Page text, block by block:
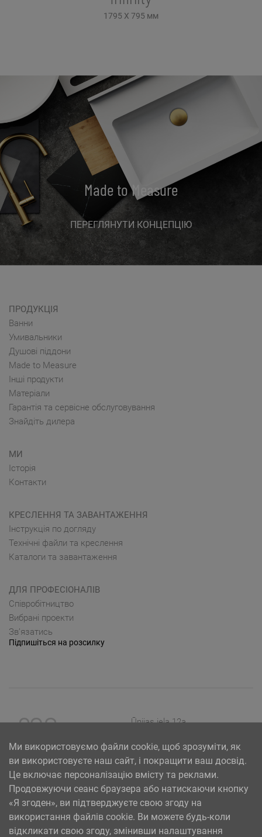
1795 X 795 мм
Made to Measure
ПЕРЕГЛЯНУТИ КОНЦЕПЦІЮ
ПРОДУКЦІЯ
Ванни
Умивальники
Душові піддони
Made to Measure
Інші продукти
Матеріали
Гарантія та сервісне обслуговування
Знайдіть дилера
МИ
Історія
Контакти
КРЕСЛЕННЯ ТА ЗАВАНТАЖЕННЯ
Інструкція по догляду
Технічні файли та креслення
Каталоги та завантаження
ДЛЯ ПРОФЕСІОНАЛІВ
Cпівробітництво
Вибрані проекти
Зв’язатись
Підпишіться на розсилку
Ūnijas iela 12a,
Ми використовуємо файли cookie, щоб зрозуміти, як
ви використовуєте наш сайт, і покращити ваш досвід.
Це включає персоналізацію вмісту та реклами.
Продовжуючи сеанс браузера або натискаючи кнопку
«Я згоден», ви підтверджуєте свою згоду на
використання файлів cookie. Ви можете будь-коли
відкликати свою згоду, змінивши налаштування